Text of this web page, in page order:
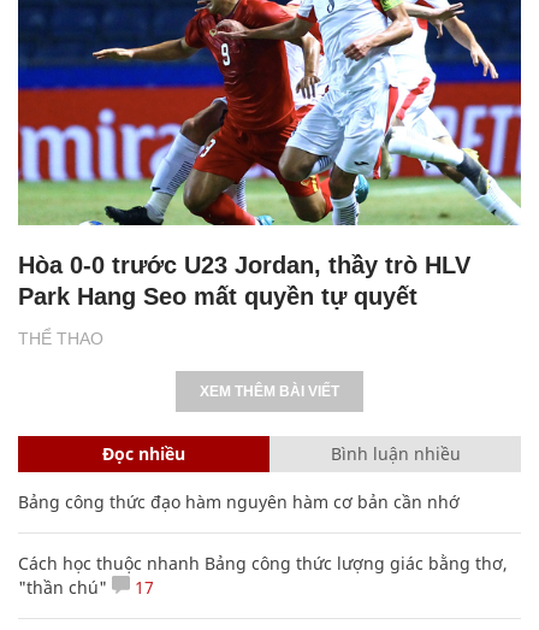
THỂ THAO
Hòa 0-0 trước U23 Jordan, thầy trò HLV
Park Hang Seo mất quyền tự quyết
XEM THÊM BÀI VIẾT
Đọc nhiều Bình luận nhiều
Bảng công thức đạo hàm nguyên hàm cơ bản cần nhớ
Cách học thuộc nhanh Bảng công thức lượng giác bằng thơ,
"thần chú"
17